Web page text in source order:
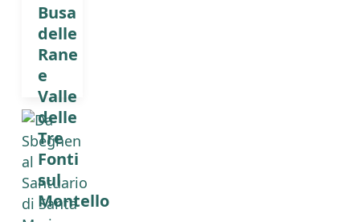
Busa
delle
Rane
e
Valle
delle
Tre
Fonti
sul
Montello